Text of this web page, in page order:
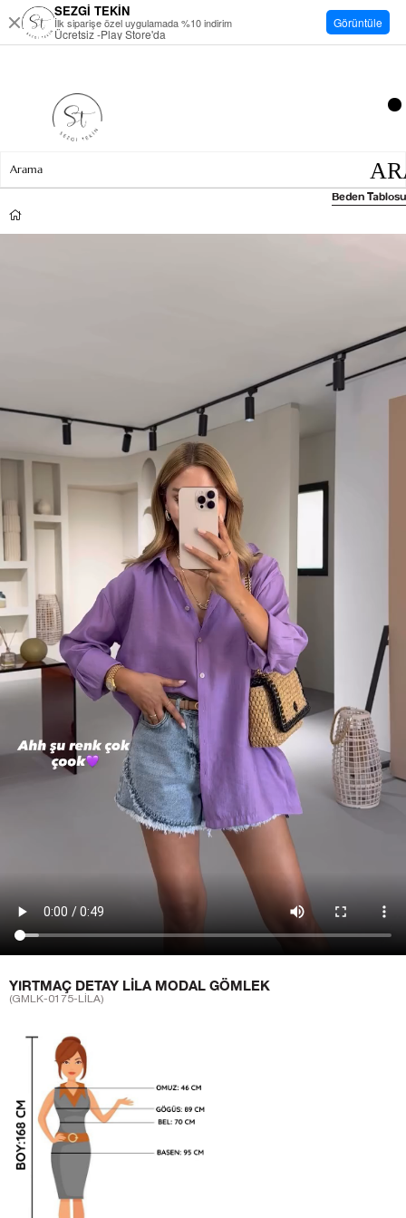
YIRTMAÇ DETAY LILA MODAL GÖMLEK
(GMLK-0175-LİLA)
Beden Tablosu
SEZGİ TEKİN
İlk siparişe özel uygulamada %10 indirim
Ücretsiz -Play Store'da
Görüntüle